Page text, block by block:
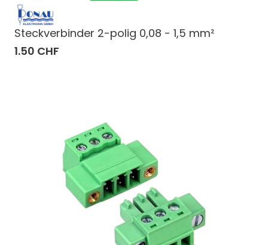
Steckverbinder 2-polig 0,08 - 1,5 mm²
1.50 CHF